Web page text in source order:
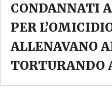
CONDANNATI
PER
ALLENAVANO